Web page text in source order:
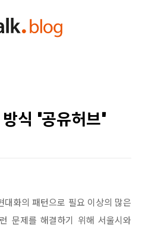
식 "공유허브"
화의 패턴으로 필요 이상의 많은
문제를 해결하기 위해 서울시와